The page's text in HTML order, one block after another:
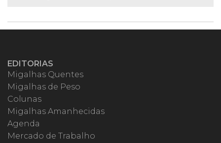
EDITORIAS
Migalhas Quentes
Migalhas de Peso
Colunas
Migalhas Amanhecidas
Agenda
Mercado de Trabalho